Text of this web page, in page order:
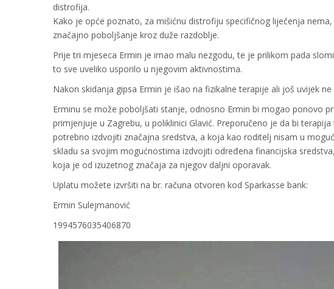
distrofija.
Kako je opće poznato, za mišićnu distrofiju specifičnog liječenja
značajno poboljšanje kroz duže razdoblje.
Prije tri mjeseca Ermin je imao malu nezgodu, te je prilikom pada
to sve uveliko usporilo u njegovim aktivnostima.
Nakon skidanja gipsa Ermin je išao na fizikalne terapije ali još uvijek ne
Erminu se može poboljšati stanje, odnosno Ermin bi mogao ponovo
primjenjuje u Zagrebu, u poliklinici Glavić. Preporučeno je da bi
potrebno izdvojiti značajna sredstva, a koja kao roditelj nisam u
skladu sa svojim mogućnostima izdvojiti određena financijska
koja je od izuzetnog značaja za njegov daljni oporavak.
Uplatu možete izvršiti na br. računa otvoren kod Sparkasse bank:
Ermin Sulejmanović
1994576035406870